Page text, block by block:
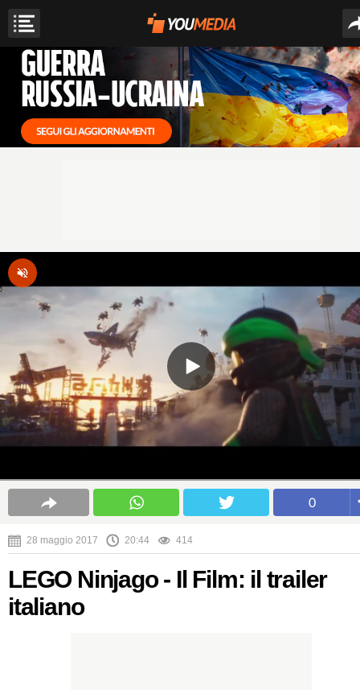
0
28 maggio 2017 20:44 414
LEGO Ninjago - Il Film: il trailer
italiano